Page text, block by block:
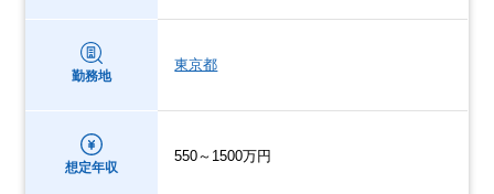
勤務地
東京都
想定年収
550～1500万円